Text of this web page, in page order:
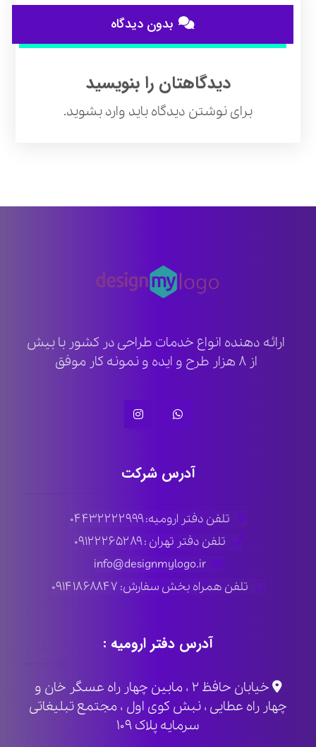
بدون دیدگاه
دیدگاهتان را بنویسید
برای نوشتن دیدگاه باید وارد بشوید.
ارائه دهنده انواع خدمات طراحی در کشور با بیش
از ۸ هزار طرح و ایده و نمونه کار موفق
آدرس شرکت
تلفن دفتر ارومیه: ۰۴۴۳۲۲۲۲۹۹۹
تلفن دفتر تهران : ۰۹۱۲۲۲۶۵۲۸۹
info@designmylogo.ir
تلفن همراه بخش سفارش: ۰۹۱۴۱۸۶۸۸۴۷
آدرس دفتر ارومیه :
خیابان حافظ ۲ ، مابین چهار راه عسگر خان و
چهار راه عطایی ، نبش کوی اول ، مجتمع تبلیغاتی
سرمایه پلاک ۱۰۹